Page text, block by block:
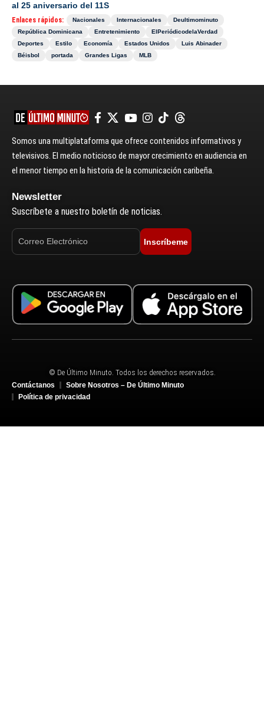
al 25 aniversario del 11S
Enlaces rápidos: Nacionales Internacionales
Deultimominuto
República Dominicana
Entretenimiento
ElPeriódicodelaVerdad
Deportes
Estilo Economía Estados Unidos
Luis Abinader
Béisbol
portada Grandes Ligas MLB
Somos una multiplataforma que ofrece contenidos informativos y
televisivos. El medio noticioso de mayor crecimiento en audiencia en
el menor tiempo en la historia de la comunicación caribeña.
Newsletter
Suscríbete a nuestro boletín de noticias.
Inscríbeme
© De Último Minuto. Todos los derechos reservados.
Contáctanos
Sobre Nosotros – De Último Minuto
Política de privacidad